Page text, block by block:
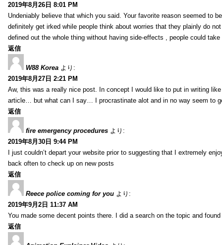
2019年8月26日 8:01 PM
Undeniably believe that which you said. Your favorite reason seemed to
definitely get irked while people think about worries that they plainly do
defined out the whole thing without having side-effects , people could
返信
W88 Korea より:
2019年8月27日 2:21 PM
Aw, this was a really nice post. In concept I would like to put in writing
article… but what can I say… I procrastinate alot and in no way seem to
返信
fire emergency procedures より:
2019年8月30日 9:44 PM
I just couldn’t depart your website prior to suggesting that I extremely
back often to check up on new posts
返信
Reece police coming for you より:
2019年9月2日 11:37 AM
You made some decent points there. I did a search on the topic and
返信